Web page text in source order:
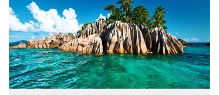
Salidas: Diarias
Combinado Mahé - Praslín - La Digue
Hoteles de su elección